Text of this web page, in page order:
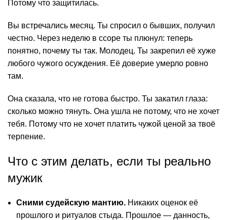
Потому что защитилась.
Вы встречались месяц. Ты спросил о бывших, получил
честно. Через неделю в ссоре ты плюнул: теперь
понятно, почему ты так. Молодец. Ты закрепил её хуже
любого чужого осуждения. Её доверие умерло ровно
там.
Она сказала, что не готова быстро. Ты закатил глаза:
сколько можно тянуть. Она ушла не потому, что не хочет
тебя. Потому что не хочет платить чужой ценой за твоё
терпение.
Что с этим делать, если ты реально
мужик
Сними судейскую мантию. Никаких оценок её
прошлого и ритуалов стыда. Прошлое — данность,